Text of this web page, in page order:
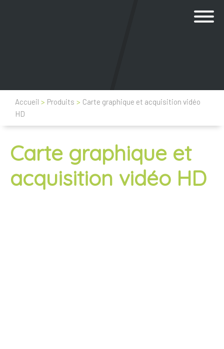
Accueil > Produits > Carte graphique et acquisition vidéo
HD
Carte graphique et
acquisition vidéo HD